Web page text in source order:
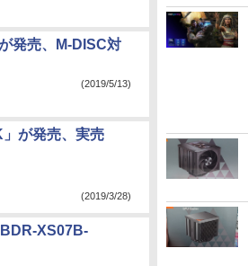
発売、M-DISC対
(2019/5/13)
が発売、実売
(2019/3/28)
XS07B-